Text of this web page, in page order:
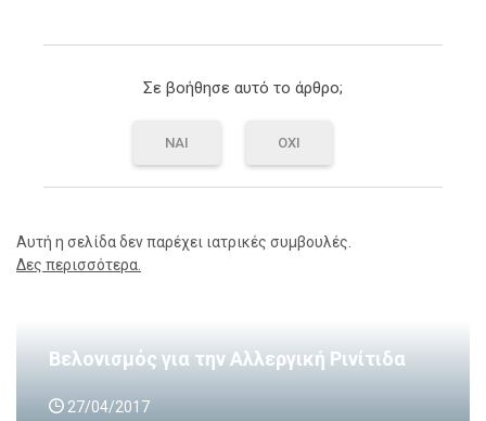
Σε βοήθησε αυτό το άρθρο;
ΝΑΙ ΟΧΙ
Αυτή η σελίδα δεν παρέχει ιατρικές συμβουλές.
Δες περισσότερα.
Βελονισμός για την Aλλεργική Ρινίτιδα
27/04/2017